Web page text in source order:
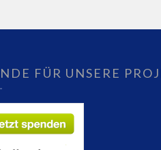
FÜR UNSERE